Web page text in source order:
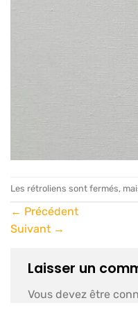
Les rétroliens sont fermés,
← Précédent
Suivant →
Laisser un
Vous devez être